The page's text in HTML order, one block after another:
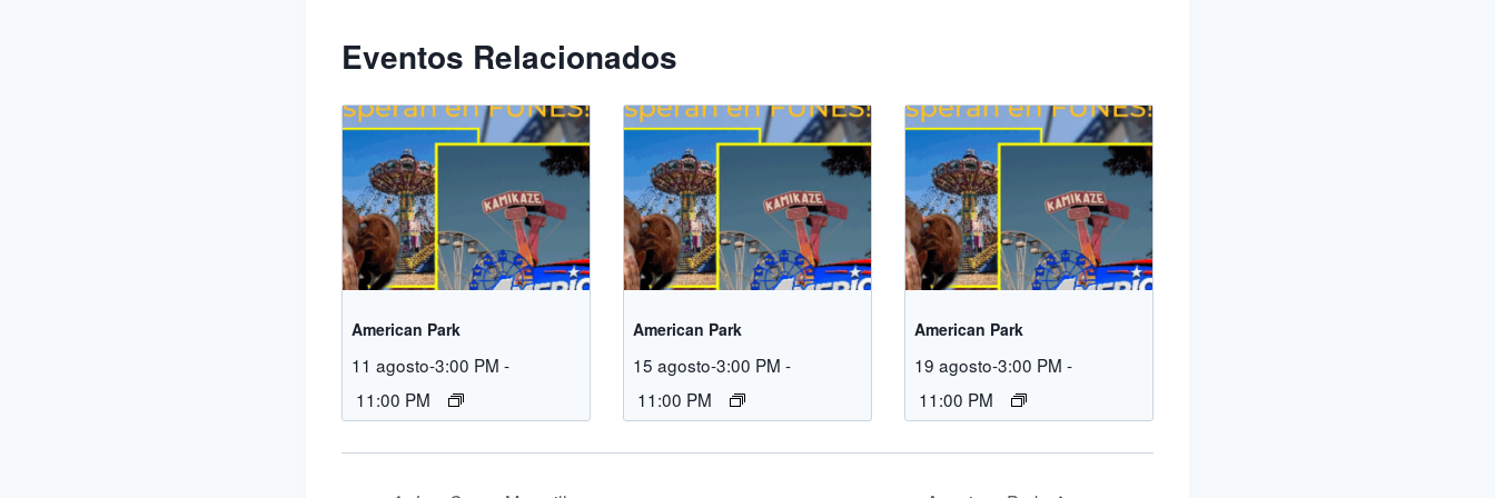
Eventos Relacionados
American Park
11 agosto-3:00 PM -
11:00 PM
American Park
15 agosto-3:00 PM -
11:00 PM
American Park
19 agosto-3:00 PM -
11:00 PM